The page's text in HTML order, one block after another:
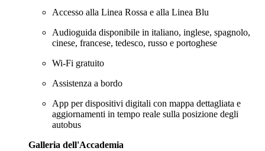
Accesso alla Linea Rossa e alla Linea Blu
Audioguida disponibile in italiano, inglese, spagnolo,
cinese, francese, tedesco, russo e portoghese
Wi-Fi gratuito
Assistenza a bordo
App per dispositivi digitali con mappa dettagliata e
aggiornamenti in tempo reale sulla posizione degli
autobus
Galleria dell'Accademia